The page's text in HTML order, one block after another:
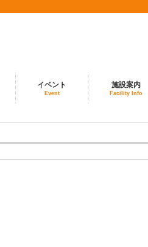
イベント
Event
施設案内
Facility Info